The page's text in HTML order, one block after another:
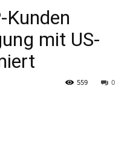
Kunden
mit US-
0
559